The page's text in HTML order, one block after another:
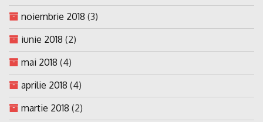
noiembrie 2018 (3)
iunie 2018 (2)
mai 2018 (4)
aprilie 2018 (4)
martie 2018 (2)